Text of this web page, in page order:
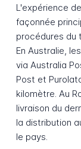
L'expérience
façonnée
procédures du
En Australie,
via Australia
Post et
kilomètre. Au
livraison du
la distribution
le pays.